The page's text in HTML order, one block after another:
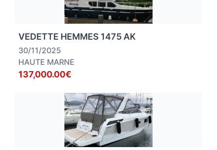
VEDETTE HEMMES 1475 AK
30/11/2025
HAUTE MARNE
137,000.00€